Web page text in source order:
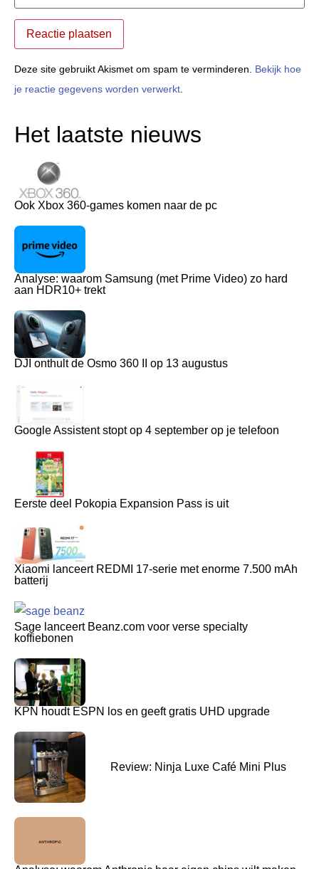
Deze site gebruikt Akismet om spam te verminderen. Bekijk hoe
je reactie gegevens worden verwerkt
Het laatste nieuws
Ook Xbox 360-games komen naar de pc
Analyse: waarom Samsung (met Prime Video) zo hard
aan HDR10+ trekt
DJI onthult de Osmo 360 II op 13 augustus
Google Assistent stopt op 4 september op je telefoon
Eerste deel Pokopia Expansion Pass is uit
Xiaomi lanceert REDMI 17-serie met enorme 7.500 mAh
batterij
Sage lanceert Beanz.com voor verse specialty
koffiebonen
KPN houdt ESPN los en geeft gratis UHD upgrade
Review: Ninja Luxe Café Mini Plus